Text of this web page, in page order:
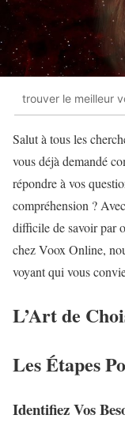
trouver le meilleur
Salut à tous les
vous déjà demandé
répondre à vos
compréhension ?
difficile de savoir par
chez Voox Online,
voyant qui vous
L’Art de
Les Étapes
Identifiez Vos